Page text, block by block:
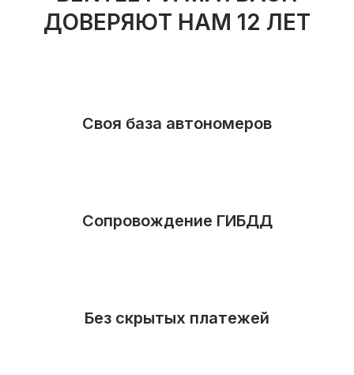
ДОВЕРЯЮТ НАМ 12 ЛЕТ
Своя база автономеров
Сопровождение ГИБДД
Без скрытых платежей